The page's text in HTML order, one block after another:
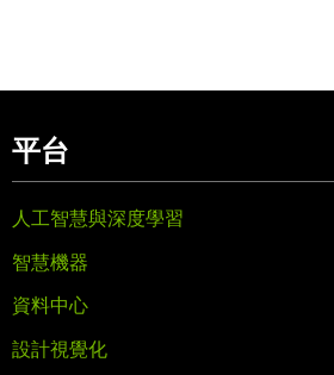
平台
人工智慧與深度學習
智慧機器
資料中心
設計視覺化